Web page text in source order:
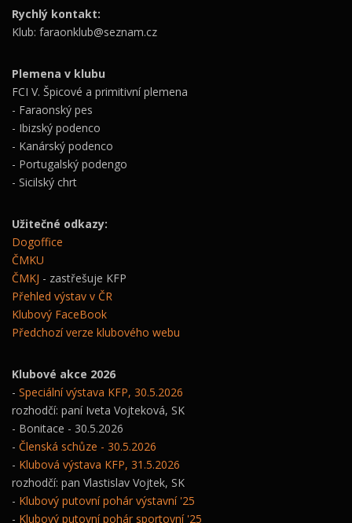
Rychlý kontakt:
Klub: faraonklub@seznam.cz
Plemena v klubu
FCI V. Špicové a primitivní plemena
- Faraonský pes
- Ibizský podenco
- Kanárský podenco
- Portugalský podengo
- Sicilský chrt
Užitečné odkazy:
Dogoffice
ČMKU
ČMKJ - zastřešuje KFP
Přehled výstav v ČR
Klubový FaceBook
Předchozí verze klubového webu
Klubové akce 2026
- Speciální výstava KFP, 30.5.2026
rozhodčí: paní Iveta Vojteková, SK
- Bonitace - 30.5.2026
- Členská schůze - 30.5.2026
- Klubová výstava KFP, 31.5.2026
rozhodčí: pan Vlastislav Vojtek, SK
- Klubový putovní pohár výstavní '25
- Klubový putovní pohár sportovní '25